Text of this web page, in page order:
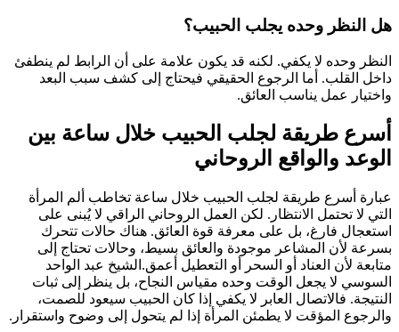
هل النظر وحده يجلب الحبيب؟
النظر وحده لا يكفي. لكنه قد يكون علامة على أن الرابط لم ينطفئ
داخل القلب. أما الرجوع الحقيقي فيحتاج إلى كشف سبب البعد
واختيار عمل يناسب العائق.
أسرع طريقة لجلب الحبيب خلال ساعة بين
الوعد والواقع الروحاني
عبارة أسرع طريقة لجلب الحبيب خلال ساعة تخاطب ألم المرأة
التي لا تحتمل الانتظار. لكن العمل الروحاني الراقي لا يُبنى على
استعجال فارغ، بل على معرفة قوة العائق. هناك حالات تتحرك
بسرعة لأن المشاعر موجودة والعائق بسيط، وحالات تحتاج إلى
متابعة لأن العناد أو السحر أو التعطيل أعمق.الشيخ عبد الواحد
السوسي لا يجعل الوقت وحده مقياس النجاح، بل ينظر إلى ثبات
النتيجة. فالاتصال العابر لا يكفي إذا كان الحبيب سيعود للصمت،
والرجوع المؤقت لا يطمئن المرأة إذا لم يتحول إلى وضوح واستقرار.